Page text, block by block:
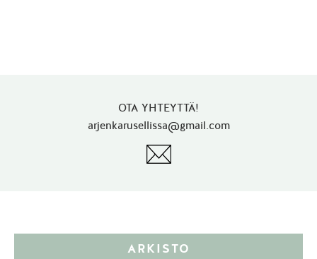
OTA YHTEYTTÄ!
arjenkarusellissa@gmail.com
ARKISTO